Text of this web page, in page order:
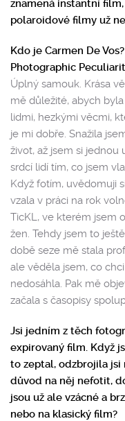
znamená instantní
polaroidové filmy už
Kdo je Carmen De
Photographic
Úplný samouk. Krása
mě důležité, abych
lidmi, hezkými věcmi,
je mi dobře. Snažila
život, až jsem si jednou
srdcí lidí tím, co jsem
Když fotím, uvědomuji
vzala v práci na rok
TicKL, ve kterém jsem
žen. Tehdy jsem to
době seze mě stala
ale věděla jsem, co
nedosáhla. Pak mě
začala s časopisy
Jsi jedním z těch
expirovaný film. Když
to zeptal, odzbrojila jsi
důvod na něj nefotit,
jsou už ale vzácné a
nebo na klasický film?